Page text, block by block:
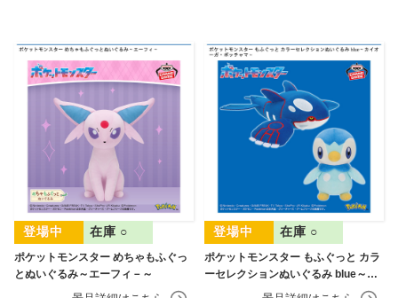
ポケットモンスター めちゃもふぐっ
とぬいぐるみ～エーフィ－～
在庫 ○
ポケットモンスター もふぐっと カラ
ーセレクションぬいぐるみ blue～カ
イオーガ・ポッチャマ～
在庫 ○